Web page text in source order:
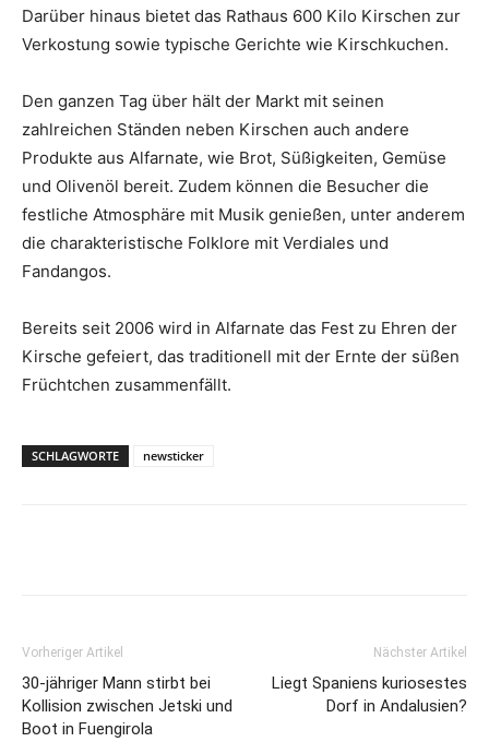
Darüber hinaus bietet das Rathaus 600 Kilo Kirschen zur
Verkostung sowie typische Gerichte wie Kirschkuchen.
Den ganzen Tag über hält der Markt mit seinen
zahlreichen Ständen neben Kirschen auch andere
Produkte aus Alfarnate, wie Brot, Süßigkeiten, Gemüse
und Olivenöl bereit. Zudem können die Besucher die
festliche Atmosphäre mit Musik genießen, unter anderem
die charakteristische Folklore mit Verdiales und
Fandangos.
Bereits seit 2006 wird in Alfarnate das Fest zu Ehren der
Kirsche gefeiert, das traditionell mit der Ernte der süßen
Früchtchen zusammenfällt.
SCHLAGWORTE newsticker
Vorheriger Artikel
30-jähriger Mann stirbt bei
Kollision zwischen Jetski und
Boot in Fuengirola
Nächster Artikel
Liegt Spaniens kuriosestes
Dorf in Andalusien?